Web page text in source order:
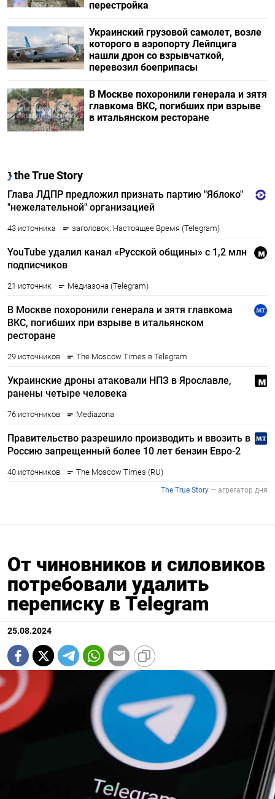
перестройка
Украинский грузовой самолет, возле
которого в аэропорту Лейпцига
нашли дрон со взрывчаткой,
перевозил боеприпасы
В Москве похоронили генерала и зятя
главкома ВКС, погибших при взрыве
в итальянском ресторане
От чиновников и силовиков
потребовали удалить
переписку в Telegram
25.08.2024